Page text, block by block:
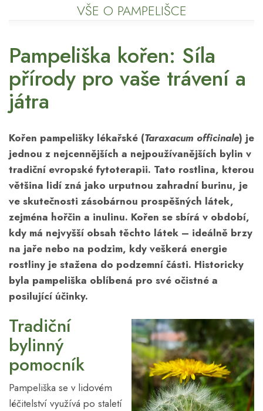
VŠE O PAMPELIŠCE
Pampeliška kořen: Síla
přírody pro vaše trávení a
játra
Kořen pampelišky lékařské (Taraxacum officinale) je
jednou z nejcennějších a nejpoužívanějších bylin v
tradiční evropské fytoterapii. Tato rostlina, kterou
většina lidí zná jako urputnou zahradní burinu, je
ve skutečnosti zásobárnou prospěšných látek,
zejména hořčin a inulinu. Kořen se sbírá v období,
kdy má nejvyšší obsah těchto látek – ideálně brzy
na jaře nebo na podzim, kdy veškerá energie
rostliny je stažena do podzemní části. Historicky
byla pampeliška oblíbená pro své očistné a
posilující účinky.
Tradiční
bylinný
pomocník
Pampeliška se v lidovém
léčitelství využívá po staletí